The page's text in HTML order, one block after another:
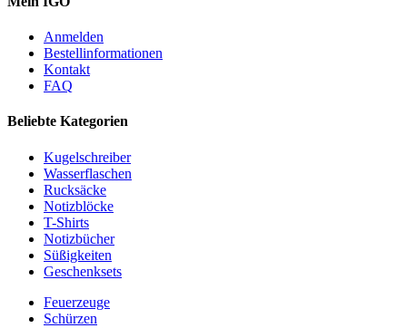
Anmelden
Bestellinformationen
Kontakt
FAQ
Beliebte Kategorien
Kugelschreiber
Wasserflaschen
Rucksäcke
Notizblöcke
T-Shirts
Notizbücher
Süßigkeiten
Geschenksets
Feuerzeuge
Schürzen